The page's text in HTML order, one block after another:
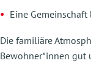
Eine
Die familiäre
Bewohner*innen gut